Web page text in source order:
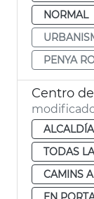
NORMAL
PENYA
Centro
ALCALDÍA
TODAS
CAMINS